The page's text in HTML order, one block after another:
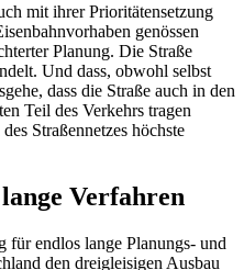
mit ihrer Prioritätensetzung
genössen
Planung. Die Straße
Und dass, obwohl selbst
dass die Straße auch in den
Teil des Verkehrs tragen
Straßennetzes höchste
Verfahren
für endlos lange Planungs- und
den dreigleisigen Ausbau